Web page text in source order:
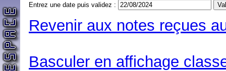
Entrez une date puis validez :
Revenir aux notes reçues
Basculer en affichage